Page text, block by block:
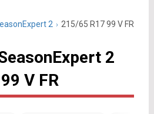
2 215/65 R17 99 V FR
2
V FR